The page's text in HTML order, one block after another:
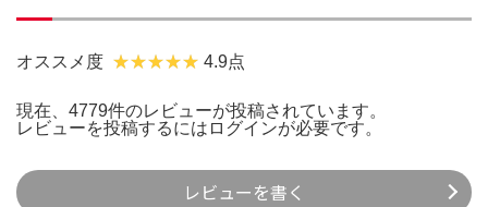
オススメ度 4.9点
現在、4779件のレビューが投稿されています。
レビューを投稿するには ログインが必要です。
レビューを書く